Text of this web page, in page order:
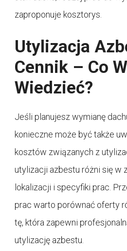
zaproponuje kosztorys.
Utylizacja
Cennik – Co
Wiedzieć?
Jeśli planujesz wymianę
konieczne może być także
kosztów związanych z
utylizacji azbestu różni się w
lokalizacji i specyfiki prac.
prac warto porównać oferty
tę, która zapewni
utylizację azbestu.